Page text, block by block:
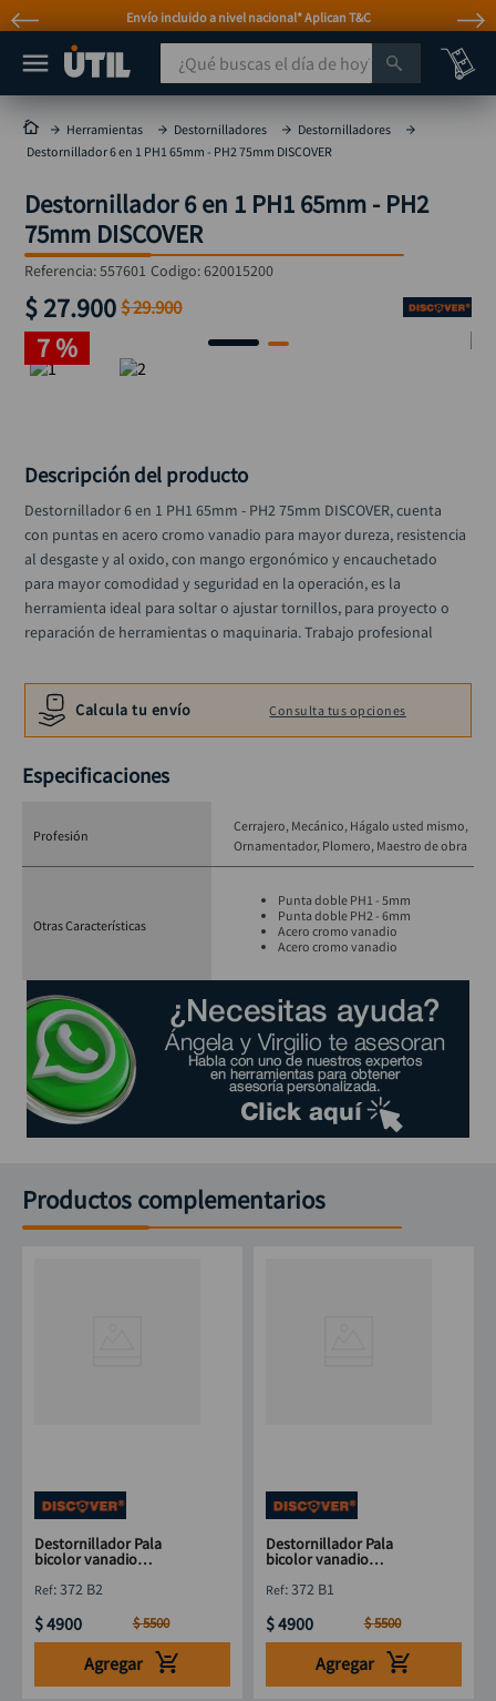
Envío incluido a nivel nacional* Aplican T&C
¿Qué buscas el día de hoy?
Herramientas Destornilladores
Destornilladores
Destornillador 6 en 1 PH1 65mm - PH2 75mm DISCOVER
Destornillador 6 en 1 PH1 65mm - PH2
75mm DISCOVER
Referencia:557601 Codigo:620015200
$27.900 $29.900
7 %
Descripción del producto
Destornillador 6 en 1 PH1 65mm - PH2 75mm DISCOVER, cuenta
con puntas en acero cromo vanadio para mayor dureza, resistencia
al desgaste y al oxido, con mango ergonómico y encauchetado
para mayor comodidad y seguridad en la operación, es la
herramienta ideal para soltar o ajustar tornillos, para proyecto o
reparación de herramientas o maquinaria. Trabajo profesional
Calcula tu envío Consulta tus opciones
Especificaciones
Profesión
Cerrajero Mecánico Hágalo usted mismo
Ornamentador Plomero Maestro de obra
Otras Características
Punta doble PH1 - 5mm
Punta doble PH2 - 6mm
Acero cromo vanadio
Acero cromo vanadio
Productos complementarios
Destornillador Pala
bicolor vanadio
:372 B2
$4900 $5500
Agregar
Destornillador Pala
bicolor vanadio
:372 B1
$4900 $5500
Agregar
MÁS BUSCADOS
taladro
taladros pulidoras
compresor
sierra circular
ruteadora
broca
taladro inalámbrico
alicate